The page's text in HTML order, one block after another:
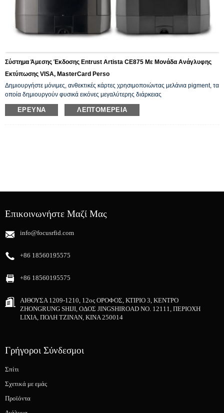
Σύστημα Άμεσης Έκδοσης Entrust Artista CE875 Με Μονάδα Ανάγλυφης
Εκτύπωσης VISA, MasterCard Perso
Δημιουργήστε μόνιμες, ανθεκτικές κάρτες χρησιμοποιώντας μελάνια pigment, τα
οποία δημιουργούν φυσικά εικόνες μεγαλύτερης διάρκειας
ΈΡΕΥΝΑ ΛΕΠΤΟΜΈΡΕΙΑ
Επικοινωνήστε Μαζί Μας
info@focusrfid.com
+86 18560195575
+86 18560195575
ΑΙΘΟΥΣΑ 1209-1210, 12ος ΟΡΟΦΟΣ, ΚΤΙΡΙΟ 3, ΚΕΝΤΡΟ
ZHONGRUNG SHIJI, ΟΔΟΣ JINGSHIROAD NO. 12111, ΠΕΡΙΟΧΗ
LIXIA, ΠΟΛΗ ΤΖΙΝΑΝ, ΚΙΝΑ 250014
Γρήγοροι Σύνδεσμοι
Σπίτι
Σχετικά με εμάς
Προϊόντα